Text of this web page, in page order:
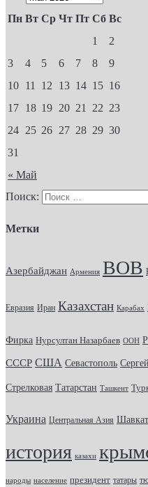
Пн Вт Ср Чт Пт Сб Вс
« Май
1
2
3
4 5 6 7 8
9
10 11 12 13 14 15 16
17 18 19 20 21 22 23
24 25 26 27 28 29 30
31
Поиск:
Метки
Азербайджан Армения ВОВ
Евразия Иран Казахстан Карабах
Фирка Нурсултан Назарбаев ООН
СССР США Севастополь
Стрелковая Татарстан Ташкент
Украина Центральная Азия
история казахи
народы население президент татары